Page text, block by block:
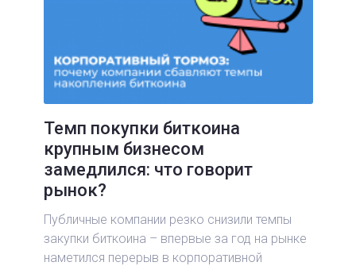
Темп покупки биткоина
крупным бизнесом
замедлился: что говорит
рынок?
Публичные компании резко снизили темпы
закупки биткоина – впервые за год на рынке
наметился перерыв в корпоративной